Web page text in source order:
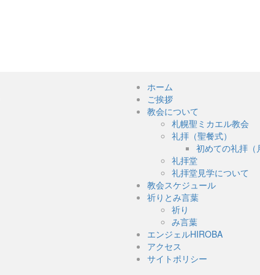
ホーム
ご挨拶
教会について
札幌聖ミカエル教会
礼拝（聖餐式）
初めての礼拝（
礼拝堂
礼拝堂見学について
教会スケジュール
祈りとみ言葉
祈り
み言葉
エンジェルHIROBA
アクセス
サイトポリシー